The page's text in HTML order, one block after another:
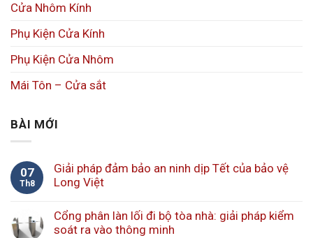
Cửa Nhôm Kính
Phụ Kiện Cửa Kính
Phụ Kiện Cửa Nhôm
Mái Tôn – Cửa sắt
BÀI MỚI
07
Th8
Giải pháp đảm bảo an ninh dịp Tết của bảo vệ
Long Việt
Cổng phân làn lối đi bộ tòa nhà: giải pháp kiểm
soát ra vào thông minh